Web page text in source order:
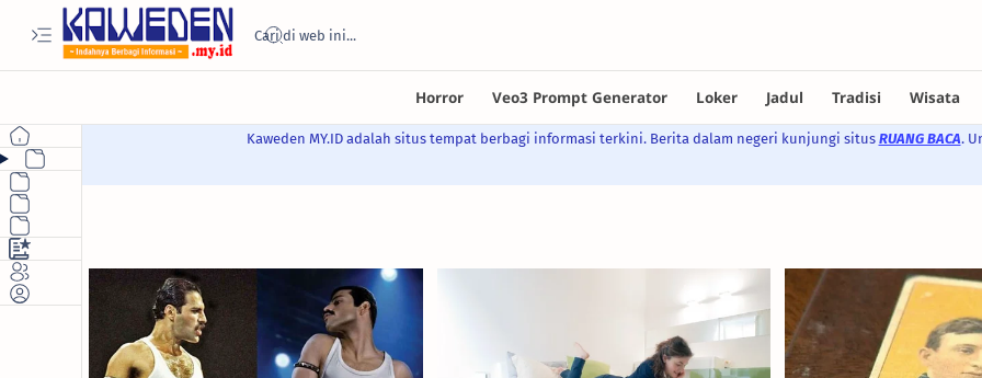
Kaweden MY.ID adalah situs tempat berbagi informasi terkini. Berita dalam negeri kunjungi situs RUANG BACA.